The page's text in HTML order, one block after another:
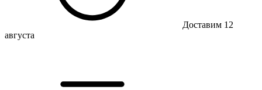
Доставим 12
августа